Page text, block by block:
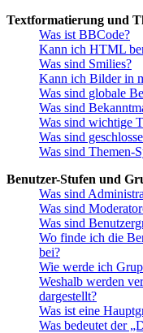
Textformatierung und
Was ist BBCode?
Kann ich HTML
Was sind Smilies?
Kann ich Bilder in
Was sind globale
Was sind
Was sind wichtige
Was sind
Was sind Themen-
Benutzer-Stufen und
Was sind
Was sind
Was sind
Wo finde ich die
bei?
Wie werde ich
Weshalb werden
dargestellt?
Was ist eine
Was bedeutet der